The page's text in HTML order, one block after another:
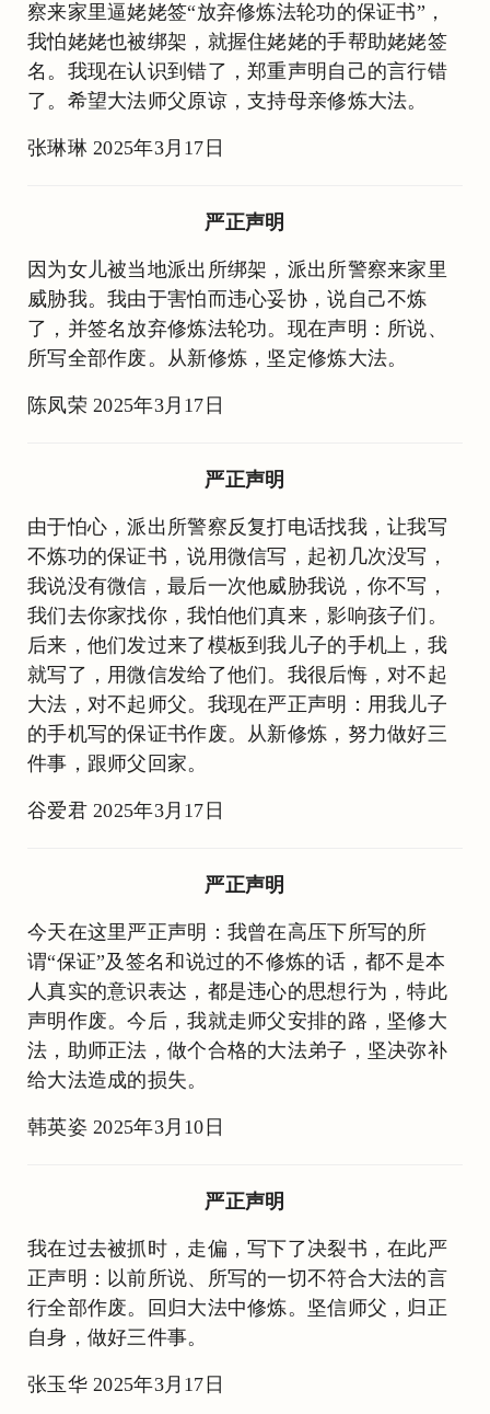
察来家里逼姥姥签“放弃修炼法轮功的保证书”，
我怕姥姥也被绑架，就握住姥姥的手帮助姥姥签
名。我现在认识到错了，郑重声明自己的言行错
了。希望大法师父原谅，支持母亲修炼大法。
张琳琳 2025年3月17日
严正声明
因为女儿被当地派出所绑架，派出所警察来家里
威胁我。我由于害怕而违心妥协，说自己不炼
了，并签名放弃修炼法轮功。现在声明：所说、
所写全部作废。从新修炼，坚定修炼大法。
陈凤荣 2025年3月17日
严正声明
由于怕心，派出所警察反复打电话找我，让我写
不炼功的保证书，说用微信写，起初几次没写，
我说没有微信，最后一次他威胁我说，你不写，
我们去你家找你，我怕他们真来，影响孩子们。
后来，他们发过来了模板到我儿子的手机上，我
就写了，用微信发给了他们。我很后悔，对不起
大法，对不起师父。我现在严正声明：用我儿子
的手机写的保证书作废。从新修炼，努力做好三
件事，跟师父回家。
谷爱君 2025年3月17日
严正声明
今天在这里严正声明：我曾在高压下所写的所
谓“保证”及签名和说过的不修炼的话，都不是本
人真实的意识表达，都是违心的思想行为，特此
声明作废。今后，我就走师父安排的路，坚修大
法，助师正法，做个合格的大法弟子，坚决弥补
给大法造成的损失。
韩英姿 2025年3月10日
严正声明
我在过去被抓时，走偏，写下了决裂书，在此严
正声明：以前所说、所写的一切不符合大法的言
行全部作废。回归大法中修炼。坚信师父，归正
自身，做好三件事。
张玉华 2025年3月17日